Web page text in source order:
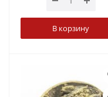
В корзину